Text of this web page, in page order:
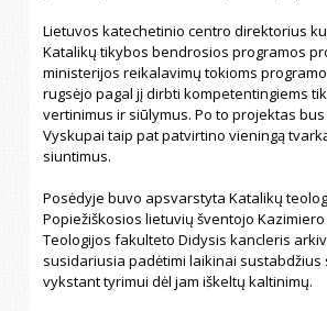
Lietuvos katechetinio centro direktorius
Katalikų tikybos bendrosios programos
ministerijos reikalavimų tokioms
rugsėjo pagal jį dirbti kompetentingiems
vertinimus ir siūlymus. Po to projektas
Vyskupai taip pat patvirtino vieningą
siuntimus.
Posėdyje buvo apsvarstyta Katalikų
Popiežiškosios lietuvių šventojo
Teologijos fakulteto Didysis kancleris
susidariusia padėtimi laikinai
vykstant tyrimui dėl jam iškeltų kaltinimų.